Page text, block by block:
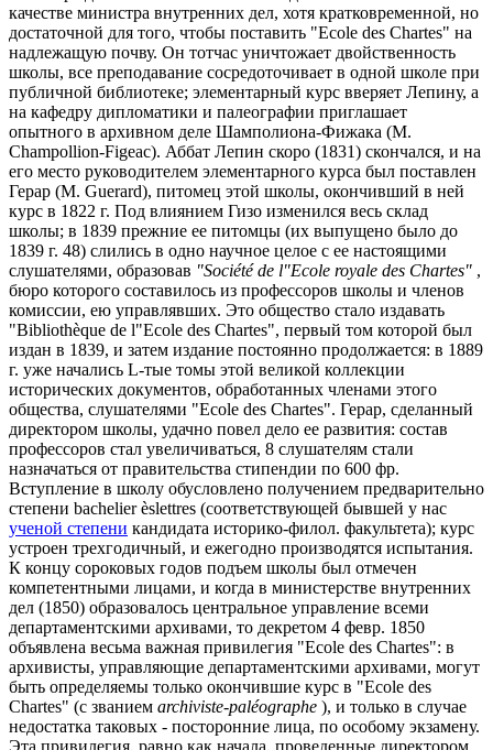
качестве министра внутренних дел, хотя кратковременной, но
достаточной для того, чтобы поставить "Ecole des Chartes" на
надлежащую почву. Он тотчас уничтожает двойственность
школы, все преподавание сосредоточивает в одной школе при
публичной библиотеке; элементарный курс вверяет Лепину, а
на кафедру дипломатики и палеографии приглашает
опытного в архивном деле Шамполиона-Фижака (М.
Champollion-Figeac). Аббат Лепин скоро (1831) скончался, и на
его место руководителем элементарного курса был поставлен
Герар (M. Guerard), питомец этой школы, окончивший в ней
курс в 1822 г. Под влиянием Гизо изменился весь склад
школы; в 1839 прежние ее питомцы (их выпущено было до
1839 г. 48) слились в одно научное целое с ее настоящими
слушателями, образовав "Société de l"Ecole royale des Chartes" ,
бюро которого составилось из профессоров школы и членов
комиссии, ею управлявших. Это общество стало издавать
"Bibliothèque de l"Ecole des Chartes", первый том которой был
издан в 1839, и затем издание постоянно продолжается: в 1889
г. уже начались L-тые томы этой великой коллекции
исторических документов, обработанных членами этого
общества, слушателями "Ecole des Chartes". Герар, сделанный
директором школы, удачно повел дело ее развития: состав
профессоров стал увеличиваться, 8 слушателям стали
назначаться от правительства стипендии по 600 фр.
Вступление в школу обусловлено получением предварительно
степени bachelier èslettres (соответствующей бывшей у нас
ученой степени кандидата историко-филол. факультета); курс
устроен трехгодичный, и ежегодно производятся испытания.
К концу сороковых годов подъем школы был отмечен
компетентными лицами, и когда в министерстве внутренних
дел (1850) образовалось центральное управление всеми
департаментскими архивами, то декретом 4 февр. 1850
объявлена весьма важная привилегия "Ecole des Chartes": в
архивисты, управляющие департаментскими архивами, могут
быть определяемы только окончившие курс в "Ecole des
Chartes" (с званием archiviste-paléographe ), и только в случае
недостатка таковых - посторонние лица, по особому экзамену.
Эта привилегия, равно как начала, проведенные директором